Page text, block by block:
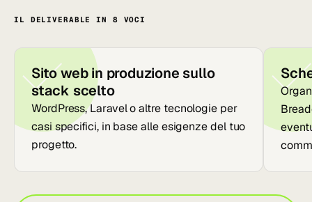
IL DELIVERABLE IN 8 VOCI
Sito web in produzione sullo
stack scelto
WordPress, Laravel o altre tecnologie per
casi specifici, in base alle esigenze del tuo
progetto.